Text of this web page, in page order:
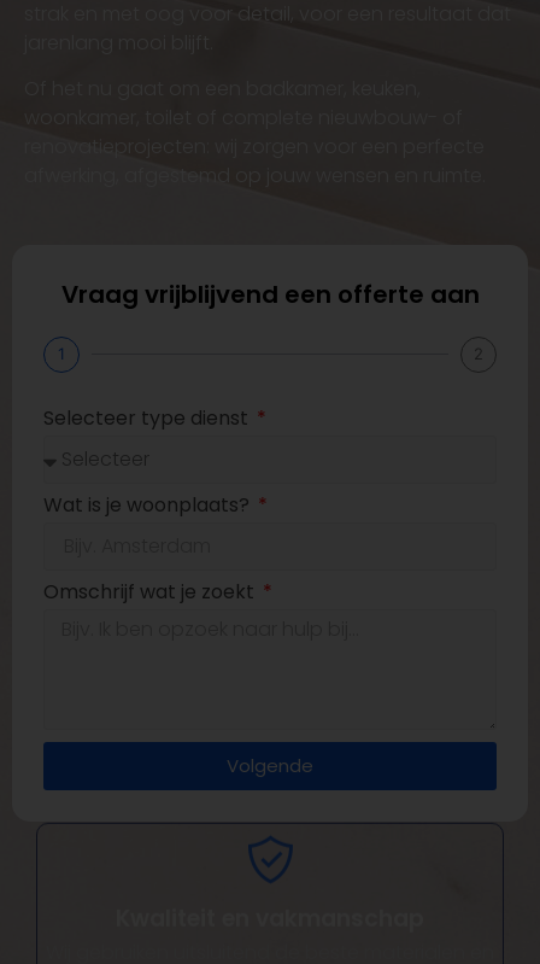
strak en met oog voor detail, voor een resultaat dat
Vraag vrijblijvend een offerte aan
1 2
Selecteer type dienst
Wat is je woonplaats?
Omschrijf wat je zoekt
Volgende
Kwaliteit en vakmanschap